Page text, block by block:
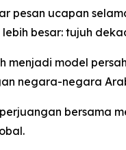
pesan ucapan
besar: tujuh
menjadi model
negara-negara
bersama